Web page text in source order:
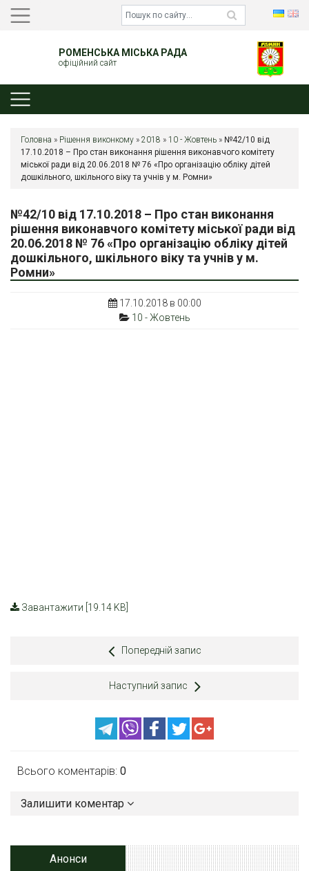
РОМЕНСЬКА МІСЬКА РАДА
офіційний сайт
Головна » Рішення виконкому » 2018 » 10 - Жовтень » №42/10 від
17.10.2018 – Про стан виконання рішення виконавчого комітету
міської ради від 20.06.2018 № 76 «Про організацію обліку дітей
дошкільного, шкільного віку та учнів у м. Ромни»
№42/10 від 17.10.2018 – Про стан виконання
рішення виконавчого комітету міської ради від
20.06.2018 № 76 «Про організацію обліку дітей
дошкільного, шкільного віку та учнів у м.
Ромни»
17.10.2018 в 00:00
10 - Жовтень
Завантажити [19.14 KB]
Попередній запис
Наступний запис
Всього коментарів: 0
Залишити коментар
Анонси